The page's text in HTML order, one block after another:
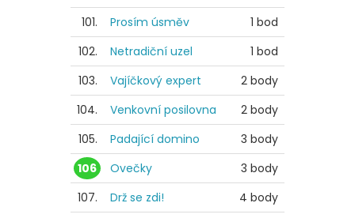
101. Prosím úsměv
1 bod
102.
Netradiční uzel
1 bod
103.
Vajíčkový expert
2 body
104.
Venkovní posilovna
2 body
105.
Padající domino
3 body
106
Ovečky
3 body
107.
Drž se zdi!
4 body